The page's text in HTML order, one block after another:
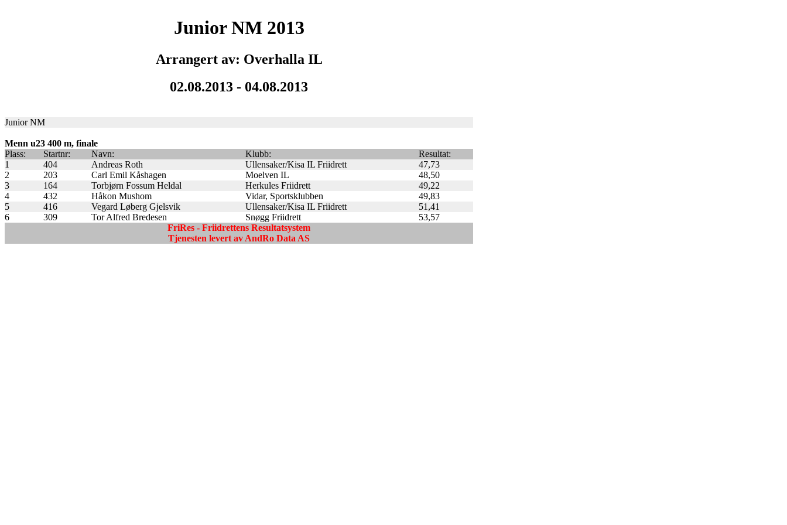
Junior NM 2013
Arrangert av: Overhalla IL
02.08.2013 - 04.08.2013
Junior NM
Menn u23 400 m, finale
Plass:
Startnr: Navn: Klubb:
Resultat:
1
404 Andreas Roth Ullensaker/Kisa IL Friidrett
47,73
2
203 Carl Emil Kåshagen Moelven IL
48,50
3
164 Torbjørn Fossum Heldal Herkules Friidrett
49,22
4
432 Håkon Mushom Vidar, Sportsklubben
49,83
5
416 Vegard Løberg Gjelsvik Ullensaker/Kisa IL Friidrett
51,41
6
309 Tor Alfred Bredesen Snøgg Friidrett
53,57
FriRes - Friidrettens Resultatsystem
Tjenesten levert av AndRo Data AS